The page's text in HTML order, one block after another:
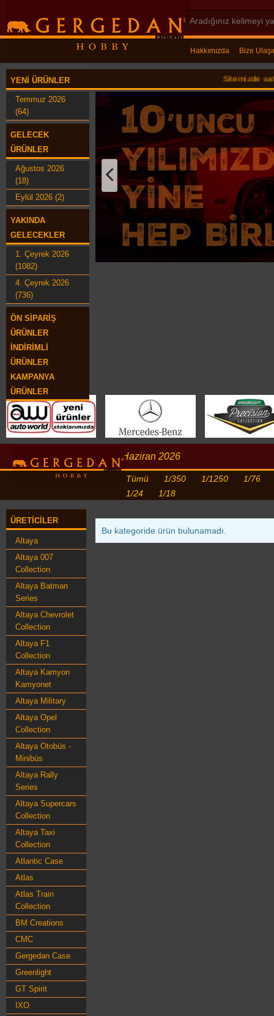
Hakkımızda Bize
YENI ÜRÜNLER
Temmuz 2026
(64)
GELECEK
ÜRÜNLER
Ağustos 2026
(18)
Eylül 2026 (2)
YAKINDA
GELECEKLER
1. Çeyrek 2026
(1082)
4. Çeyrek 2026
(736)
ÖN SIPARIŞ
ÜRÜNLER
İNDIRIMLI
ÜRÜNLER
KAMPANYA
ÜRÜNLER
Sitemizde satılan
Haziran 2026
Tümü 1/350 1/1250
1/76
1/24
1/18
ÜRETICILER
Altaya
Altaya 007
Collection
Altaya Batman
Series
Altaya Chevrolet
Collection
Altaya F1
Collection
Altaya Kamyon
Kamyonet
Altaya Military
Altaya Opel
Collection
Altaya Otobüs -
Minibüs
Altaya Rally
Series
Altaya Supercars
Collection
Altaya Taxi
Collection
Atlantic Case
Atlas
Atlas Train
Collection
BM Creations
CMC
Gergedan Case
Greenlight
GT Spirit
IXO
Bu kategoride ürün bulunamadı.